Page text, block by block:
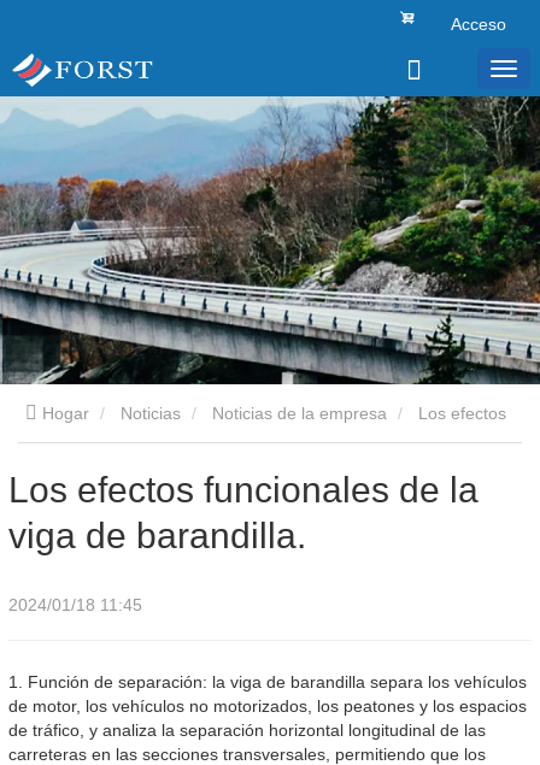
Acceso
Hogar Noticias Noticias de la empresa
Los efectos funcionales de la
viga de barandilla.
2024/01/18 11:45
1. Función de separación: la viga de barandilla separa los vehículos
de motor, los vehículos no motorizados, los peatones y los espacios
de tráfico, y analiza la separación horizontal longitudinal de las
carreteras en las secciones transversales, permitiendo que los